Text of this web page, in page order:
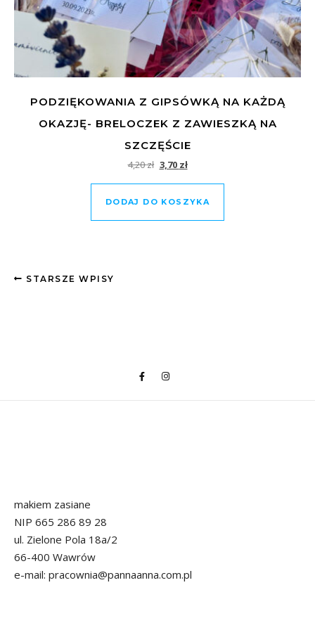
PODZIĘKOWANIA Z GIPSÓWKĄ NA KAŻDĄ
OKAZJĘ- BRELOCZEK Z ZAWIESZKĄ NA
SZCZĘŚCIE
4,20zł Pierwotna cena wynosiła: 4,20 zł.
3,70 złAktualna cena wynosi: 3,70 zł.
DODAJ DO KOSZYKA
STARSZE WPISY
makiem zasiane
NIP 665 286 89 28
ul. Zielone Pola 18a/2
66-400 Wawrów
e-mail: pracownia@pannaanna.com.pl